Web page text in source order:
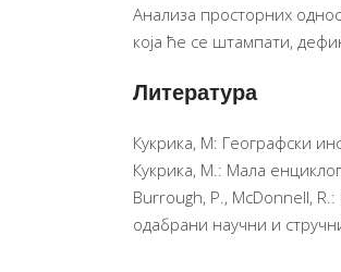
Анализа просторних
која ће се штампати,
Литература
Кукрика, М: Географски
Кукрика, М.: Мала
Burrough, P., McDonnell,
одабрани научни и